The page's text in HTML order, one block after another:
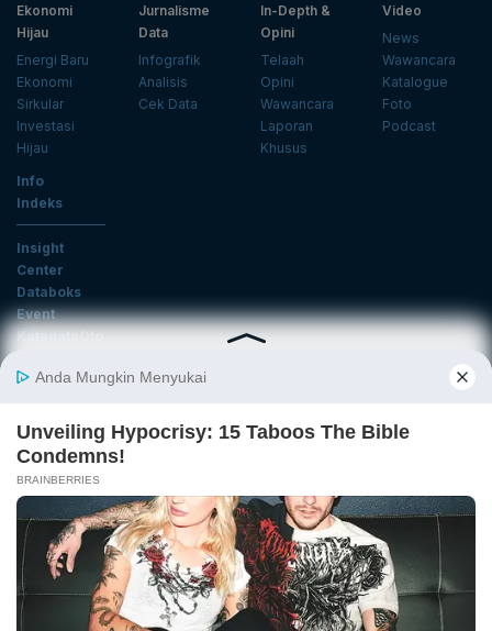
Ekonomi
Hijau
Energi Baru
Ekonomi
Sirkular
Investasi
Hijau
Jurnalisme
Data
Infografik
Analisis
Cek Data
In-Depth &
Opini
Telaah
Opini
Wawancara
Laporan
Khusus
Video
News
Wawancara
Katalogue
Foto
Podcast
Info
Indeks
Insight
Center
Databoks
Event
KatadataOto
Email
Tentang Katadata Advertising Karier
Pedoman Media Siber
Kebijakan Privasi
Disclaimer
Hubungi Kami